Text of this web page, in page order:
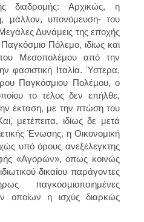
διαδρομής: Αρχικώς, η
μάλλον, υπονόμευση- του
Δυνάμεις της εποχής
Πόλεμο, ιδίως και
Μεσοπολέμου από την
φασιστική Ιταλία. Ύστερα,
Παγκόσμιου Πολέμου, ο
το τέλος δεν επήλθε,
έκταση, με την πτώση του
μετέπειτα, ιδίως δε μετά
Ένωσης, η Οικονομική
υπό όρους ανεξέλεγκτης
«Αγορών», όπως κοινώς
δικαίου παράγοντες
παγκοσμιοποιημένες
οποίων η ισχύς διαρκώς